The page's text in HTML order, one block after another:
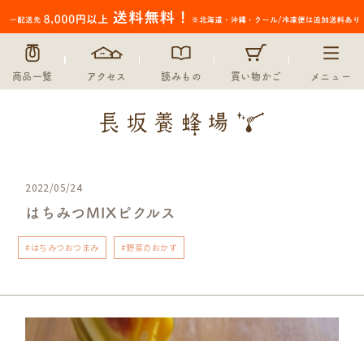
商品一覧 アクセス 読みもの 買い物かご メニュー
2022/05/24
はちみつMIXピクルス
#はちみつおつまみ #野菜のおかず